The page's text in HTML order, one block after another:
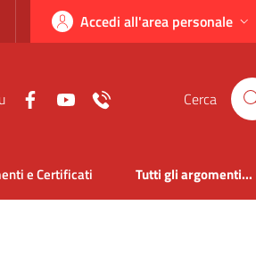
Accedi all'area personale
Cerca
e Certificati Tutti gli argomenti...